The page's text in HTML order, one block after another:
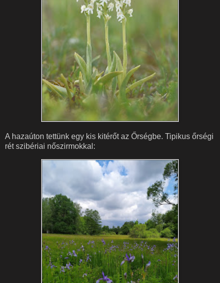
A hazaúton tettünk egy kis kitérőt az Őrségbe. Tipikus őrségi
rét szibériai nőszirmokkal: